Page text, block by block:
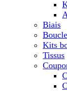
Biais
Kits
Tissus